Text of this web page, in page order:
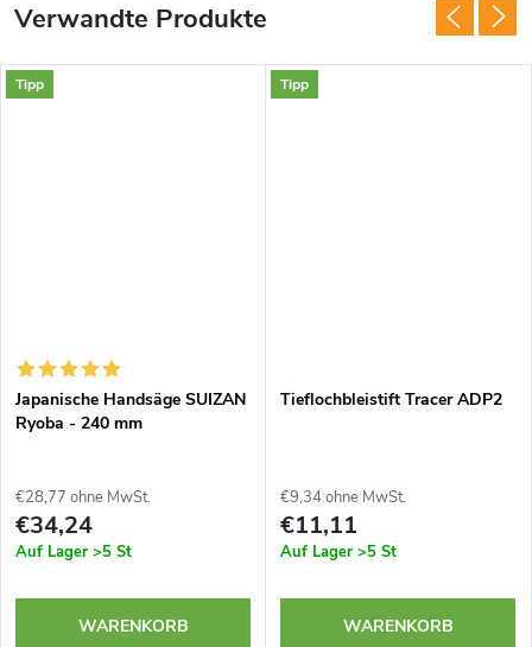
Verwandte Produkte
Tipp
Japanische Handsäge SUIZAN
Ryoba - 240 mm
€28,77 ohne MwSt.
€34,24
Auf Lager >5 St
WARENKORB
Tipp
Tieflochbleistift Tracer ADP2
€9,34 ohne MwSt.
€11,11
Auf Lager >5 St
WARENKORB